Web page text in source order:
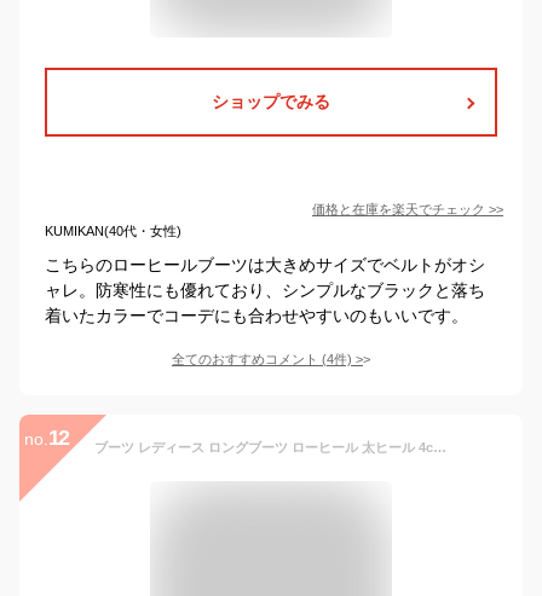
ショップでみる
価格と在庫を楽天でチェック >>
KUMIKAN(40代・女性)
こちらのローヒールブーツは大きめサイズでベルトがオシ
ャレ。防寒性にも優れており、シンプルなブラックと落ち
着いたカラーでコーデにも合わせやすいのもいいです。
全てのおすすめコメント (4件) >
no. 12 ブーツ レディース ロングブーツ ローヒール 太ヒール 4cm ジョッキーブーツ エンジニアブーツ サイドジップ 膝丈 黒 ブラック 茶色 ホワイト 歩きやすい 痛くない 低反発 美脚 ブーツ 秋冬 春 夏 シンプル 靴 裏起毛 カジュアル 通勤 ダンスシューズ コスプレ靴